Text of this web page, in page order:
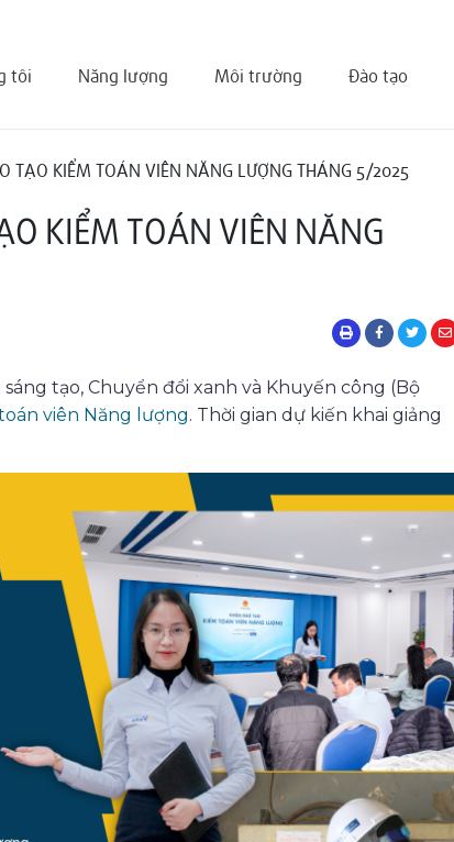
tôi Năng lượng Môi trường Đào tạo
TẠO KIỂM TOÁN VIÊN NĂNG LƯỢNG THÁNG 5/2025
KIỂM TOÁN VIÊN NĂNG
tạo, Chuyển đổi xanh và Khuyến công (Bộ
viên Năng lượng. Thời gian dự kiến khai giảng